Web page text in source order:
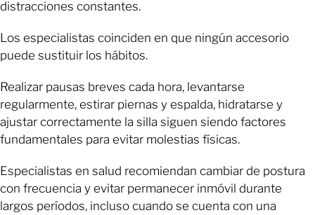
distracciones constantes.
Los especialistas coinciden en que ningún accesorio
puede sustituir los hábitos.
Realizar pausas breves cada hora, levantarse
regularmente, estirar piernas y espalda, hidratarse y
ajustar correctamente la silla siguen siendo factores
fundamentales para evitar molestias físicas.
Especialistas en salud recomiendan cambiar de postura
con frecuencia y evitar permanecer inmóvil durante
largos períodos, incluso cuando se cuenta con una